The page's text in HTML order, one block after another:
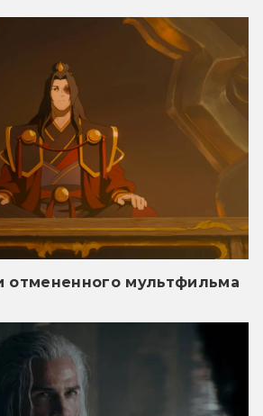
отмененного мультфильма